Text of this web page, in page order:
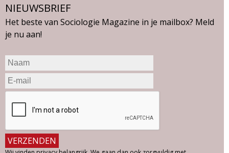
NIEUWSBRIEF
Het beste van Sociologie Magazine in je mailbox? Meld
je nu aan!